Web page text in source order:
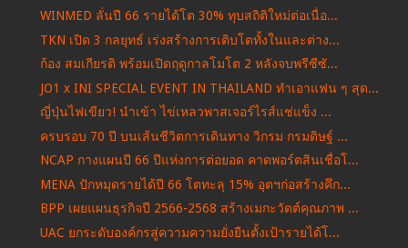
WINMED ลั่นปี 66 รายได้โต 30% ทุบสถิติใหม่ต่อเนื่อ...
TKN เปิด 3 กลยุทธ์ เร่งสร้างการเติบโตทั้งในและต่าง...
ก้อง สมเกียรติ พร้อมเปิดฤดูกาลโมโต 2 หลังจบพรีซีซั...
JO1 x INI SPECIAL EVENT IN THAILAND ทำเอาแฟน ๆ สุด...
ญี่ปุ่นไฟเขียว! นำเข้า ไข่เหลวพาสเจอร์ไรส์แช่แข็ง ...
ครบรอบ 70 ปี บนเส้นชีวิตการเดินทาง วิกรม กรมดิษฐ์ ...
NCAP กางแผนปี 66 ปีแห่งการต่อยอด คาดพอร์ตสินเชื่อโ...
MENA ปักหมุดรายได้ปี 66 โตทะลุ 15% อุตฯก่อสร้างคึก...
BPP เผยแผนธุรกิจปี 2566-2568 สร้างเมกะวัตต์คุณภาพ ...
UAC ยกระดับองค์กรสู่ความความยั่งยืนตั้งเป้ารายได้โ...